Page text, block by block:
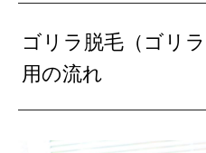
ゴリラ脱毛（ゴリ
用の流れ